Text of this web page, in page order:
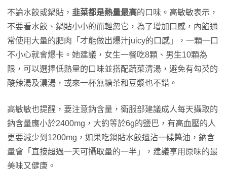
不論水餃或鍋貼， 韭菜都是熱量最高的口味。高敏敏表示，
不要看水餃、鍋貼小小的而輕忽它，為了增加口感，內餡通
常使用大量的肥肉「才能做出爆汁juicy的口感」，一顆一口
不小心就會爆卡。她建議，女生一餐吃8顆、男生10顆為
限，可以選擇低熱量的口味並搭配蔬菜清湯，避免有勾芡的
酸辣湯及濃湯，或來一杯無糖茶和豆漿也不錯。
高敏敏也提醒，要注意鈉含量，衛服部建議成人每天攝取的
鈉含量應小於2400mg，大約等於6g的鹽巴，有高血壓的人
更要減少到1200mg，如果吃鍋貼水餃還沾一碟醬油，鈉含
量會「直接超過一天可攝取量的一半」，建議享用原味的最
美味又健康。